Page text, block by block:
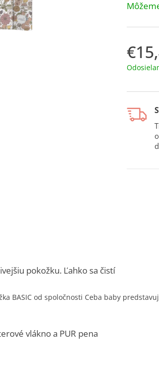
pokožku. Ľahko sa čistí
BASIC od spoločnosti Ceba baby
vlákno a PUR pena